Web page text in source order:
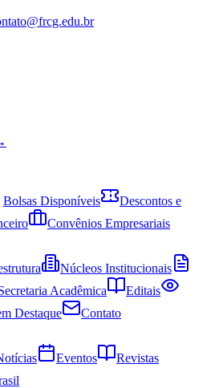
Bolsas Disponíveis
Descontos e
Convênios Empresariais
Núcleos Institucionais
Acadêmica
Editais
Destaque
Contato
Eventos
Revistas